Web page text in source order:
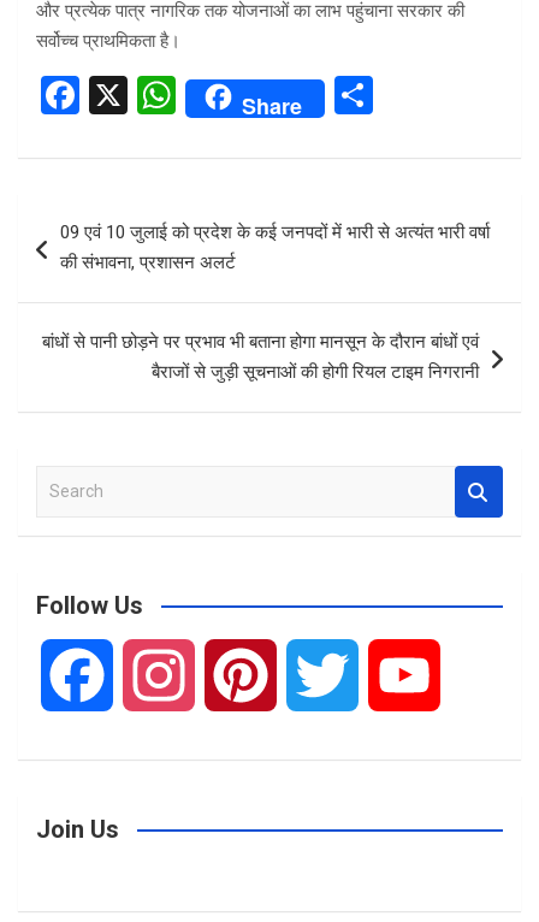
और प्रत्येक पात्र नागरिक तक योजनाओं का लाभ पहुंचाना सरकार की
सर्वोच्च प्राथमिकता है।
F
ce
b
o
k
X
W
h
at
s
A
p
Share
ar
e
navigation
09 एवं 10 जुलाई को प्रदेश के कई जनपदों में भारी से अत्यंत भारी वर्षा
की संभावना, प्रशासन अलर्ट
बांधों से पानी छोड़ने पर प्रभाव भी बताना होगा मानसून के दौरान बांधों एवं
बैराजों से जुड़ी सूचनाओं की होगी रियल टाइम निगरानी
a
c
Follow Us
c
Join Us